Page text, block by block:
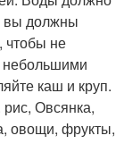
вы должны
чтобы не
каш и круп.
Овсянка,
овощи, фрукты,